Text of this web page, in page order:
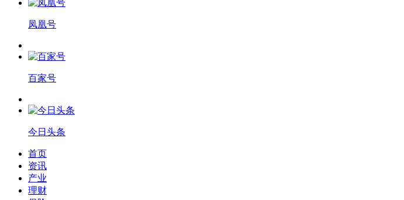
凤凰号
百家号
今日头条
首页
资讯
产业
理财